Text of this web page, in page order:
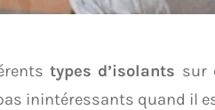
types d’isolants sur
inintéressants quand il